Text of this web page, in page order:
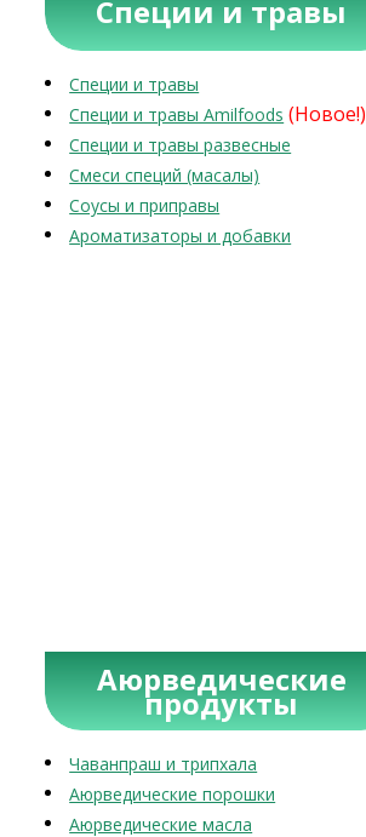
Специи и травы
Специи и травы
Специи и травы Amilfoods (Новое!)
Специи и травы развесные
Смеси специй (масалы)
Соусы и приправы
Ароматизаторы и добавки
Аюрведические
продукты
Чаванпраш и трипхала
Аюрведические порошки
Аюрведические масла